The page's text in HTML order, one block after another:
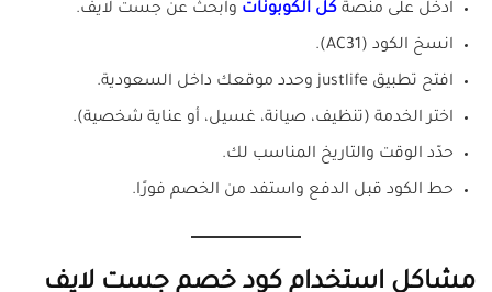
ادخل على منصة كل الكوبونات وابحث عن جست لايف.
انسخ الكود (AC31).
افتح تطبيق justlife وحدد موقعك داخل السعودية.
اختر الخدمة (تنظيف، صيانة، غسيل، أو عناية شخصية).
حدّد الوقت والتاريخ المناسب لك.
حط الكود قبل الدفع واستفد من الخصم فورًا.
مشاكل استخدام كود خصم جست لايف